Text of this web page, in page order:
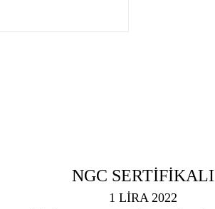
NGC SERTİFİKALI
1 LİRA 2022